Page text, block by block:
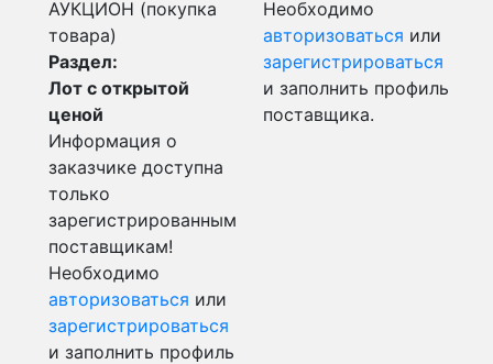
АУКЦИОН (покупка
товара)
Раздел:
Лот с открытой
ценой
Информация о
заказчике доступна
только
зарегистрированным
поставщикам!
Необходимо
авторизоваться или
зарегистрироваться
и заполнить профиль
Необходимо
авторизоваться или
зарегистрироваться
и заполнить профиль
поставщика.